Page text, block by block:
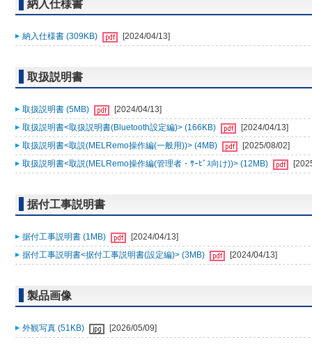
納入仕様書
納入仕様書 (309KB) [2024/04/13]
取扱説明書
取扱説明書 (5MB)
[2024/04/13]
取扱説明書<取扱説明書(Bluetooth設定編)> (166KB)
[2024/04/13]
取扱説明書<取説(MELRemo操作編(一般用))> (4MB)
[2025/08/02]
取扱説明書<取説(MELRemo操作編(管理者・ｻｰﾋﾞｽ向け))> (12MB)
据付工事説明書
据付工事説明書 (1MB)
[2024/04/13]
据付工事説明書<据付工事説明書(設定編)> (3MB)
[2024/04/13]
製品画像
外観写真 (51KB) [2026/05/09]